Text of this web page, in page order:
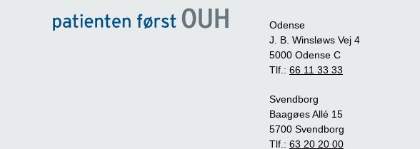
Odense
J. B. Winsløws Vej 4
5000 Odense C
Tlf.: 66 11 33 33
Svendborg
Baagøes Allé 15
5700 Svendborg
Tlf.: 63 20 20 00